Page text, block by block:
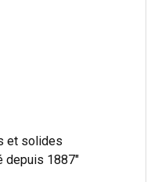
et solides
depuis 1887"